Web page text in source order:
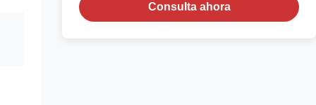
Consulta ahora